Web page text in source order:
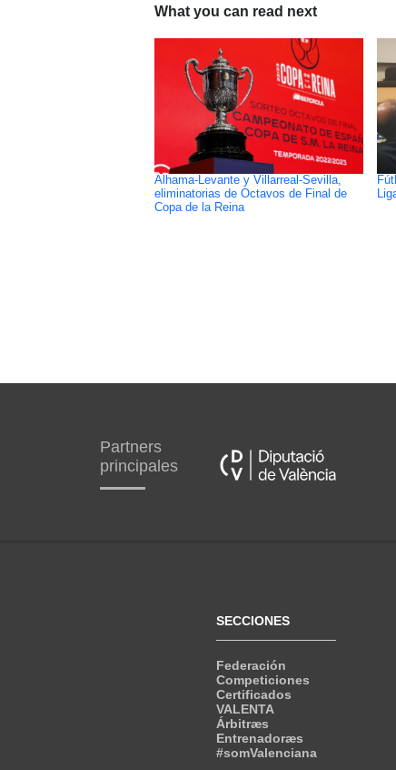
What you can read next
Alhama-Levante y Villarreal-Sevilla,
eliminatorias de Octavos de Final de
Copa de la Reina
Partners
principales
SECCIONES
Federación
Competiciones
Certificados
VALENTA
Árbitræs
Entrenadoræs
#somValenciana